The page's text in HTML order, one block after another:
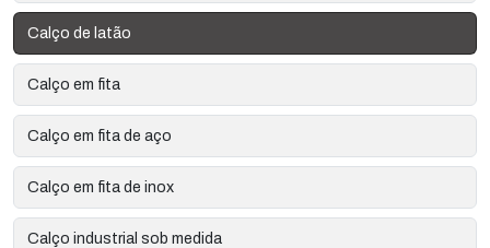
Calço de latão
Calço em fita
Calço em fita de aço
Calço em fita de inox
Calço industrial sob medida